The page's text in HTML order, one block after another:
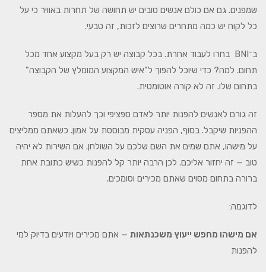
שמפנים. גם אם כולם אנשים טובים יש תחושה של תחרות באוויר כי על
כל לקוח יש כמה מתחרים שרוצים לזכות, זה טבעי.
ב־BNI בחרו לעבוד אחרת. בכל קבוצה יש רק בעל מקצוע אחד מכל
תחום. למה? כדי שיוכל להפוך ל"איש המקצוע המומלץ של הקבוצה"
בתחום שלו. זה לא קורה אוטומטית.
זה גורם לאנשים להפנות יותר לאדם ספציפי וכך להעלות את מספר
ההפניות שיקבל. בסוף, הפניה עסקית מבוססת על אמון. כשאתם ממליצים
על מישהו, אתם שמים את השם שלכם על השולחן. אם השירות לא יהיה
טוב — זה יחזור אליכם. לכן הרבה יותר קל להפנות כשיש כתובת אחת
ברורה בתחום מסוים שאתם מכירים וסומכים.
לדוגמה:
אם מישהו מחפש ייעוץ משכנתאות — אתם מכירים ויודעים בדיוק למי
להפנות